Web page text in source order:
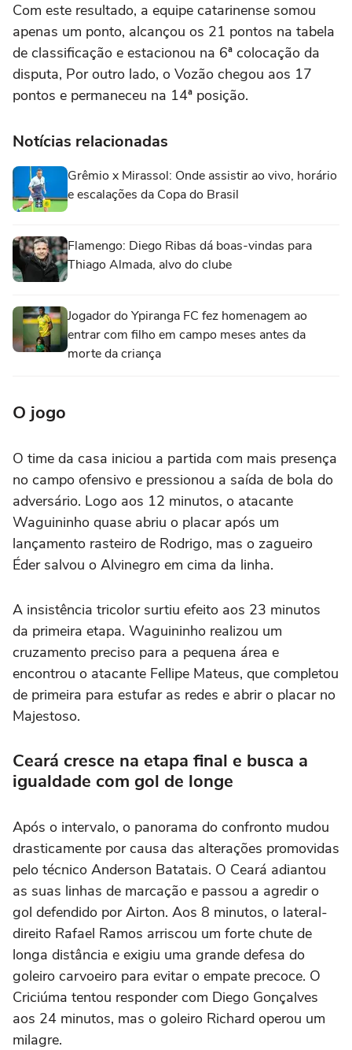
Com este resultado, a equipe catarinense somou
apenas um ponto, alcançou os 21 pontos na tabela
de classificação e estacionou na 6ª colocação da
disputa, Por outro lado, o Vozão chegou aos 17
pontos e permaneceu na 14ª posição.
Notícias relacionadas
Grêmio x Mirassol: Onde assistir ao vivo, horário
e escalações da Copa do Brasil
Flamengo: Diego Ribas dá boas-vindas para
Thiago Almada, alvo do clube
Jogador do Ypiranga FC fez homenagem ao
entrar com filho em campo meses antes da
morte da criança
O jogo
O time da casa iniciou a partida com mais presença
no campo ofensivo e pressionou a saída de bola do
adversário. Logo aos 12 minutos, o atacante
Waguininho quase abriu o placar após um
lançamento rasteiro de Rodrigo, mas o zagueiro
Éder salvou o Alvinegro em cima da linha.
A insistência tricolor surtiu efeito aos 23 minutos
da primeira etapa. Waguininho realizou um
cruzamento preciso para a pequena área e
encontrou o atacante Fellipe Mateus, que completou
de primeira para estufar as redes e abrir o placar no
Majestoso.
Ceará cresce na etapa final e busca a
igualdade com gol de longe
Após o intervalo, o panorama do confronto mudou
drasticamente por causa das alterações promovidas
pelo técnico Anderson Batatais. O Ceará adiantou
as suas linhas de marcação e passou a agredir o
gol defendido por Airton. Aos 8 minutos, o lateral-
direito Rafael Ramos arriscou um forte chute de
longa distância e exigiu uma grande defesa do
goleiro carvoeiro para evitar o empate precoce. O
Criciúma tentou responder com Diego Gonçalves
aos 24 minutos, mas o goleiro Richard operou um
milagre.